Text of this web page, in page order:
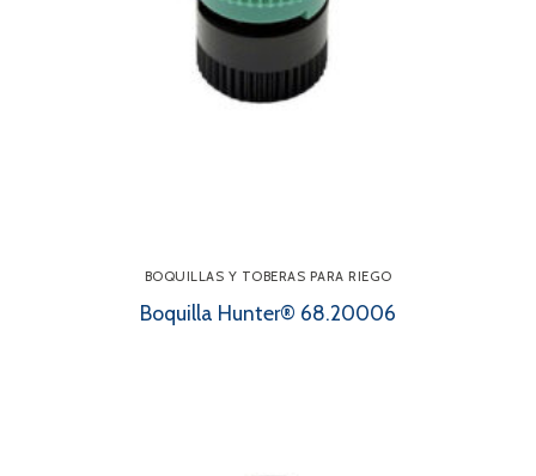
BOQUILLAS Y TOBERAS PARA RIEGO
Boquilla Hunter® 68.20006